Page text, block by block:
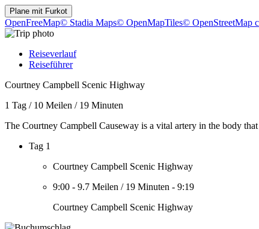
Plane mit Furkot
OpenFreeMap© Stadia Maps© OpenMapTiles© OpenStreetMap
Reiseverlauf
Reiseführer
Courtney Campbell Scenic Highway
1 Tag / 10 Meilen / 19 Minuten
The Courtney Campbell Causeway is a vital artery in the body
Tag 1
Courtney Campbell Scenic Highway
9:00 - 9.7 Meilen / 19 Minuten - 9:19
Courtney Campbell Scenic Highway